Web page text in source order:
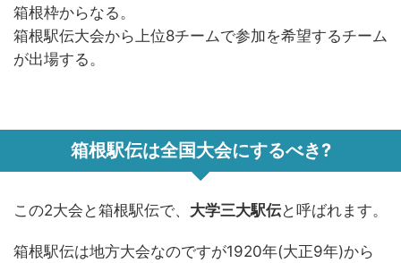
箱根枠からなる。
箱根駅伝大会から上位8チームで参加を希望するチーム
が出場する。
箱根駅伝は全国大会にするべき?
この2大会と箱根駅伝で、 大学三大駅伝と呼ばれます。
箱根駅伝は地方大会なのですが1920年(大正9年)から